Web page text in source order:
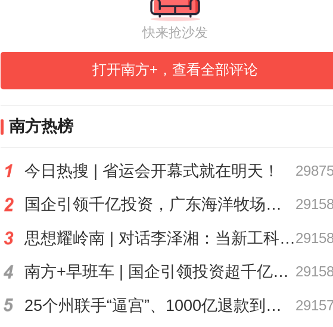
院，情绪问题通过药物得到一定控制，但顽
的失眠却像影子般挥之不去。
南医八院大良院区的睡眠医学中心。麻醉科
成磊医师接诊后，为她进行了全面评估，
疗为核心的“组合拳”——结合认知行为疗法和
声引导下星状神经节阻滞这一微创治疗技术
效果出乎意料。治疗一周，唐阿姨的入睡
快来抢沙发
打开南方+，查看全部评论
南方热榜
今日热搜 | 省运会开幕式就在明天！
国企引领千亿投资，广东海洋牧场这场会议信息量很大
思想耀岭南 | 对话李泽湘：当新工科教育遇上大湾区超级供应链
南方+早班车 | 国企引领投资超千亿！广东现代化海洋牧场建设提速
25个州联手“逼宫”、1000亿退款到账，特朗普关税“换壳”术还能撑多久？| 环球深壹度